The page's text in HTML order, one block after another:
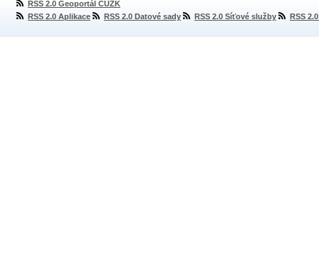
RSS 2.0 Geoportál ČÚZK
RSS 2.0 Aplikace
RSS 2.0 Datové sady RSS 2.0 Síťové služby RSS